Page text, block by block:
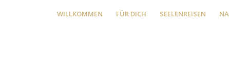
WILLKOMMEN FÜR DICH SEELENREISEN